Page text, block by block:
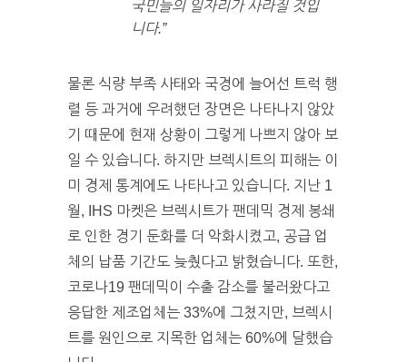
국민들의 일자리가 사라질 것입
니다.”
물론 식량 부족 사태와 국경에 늘어선 트럭 행
렬 등 과거에 우려했던 장면은 나타나지 않았
기 때문에 현재 상황이 그렇게 나쁘지 않아 보
일 수 있습니다. 하지만 브렉시트의 피해는 이
미 경제 통계에도 나타나고 있습니다. 지난 1
월, IHS 마켓은 브렉시트가 팬데믹 경제 봉쇄
로 인한 경기 둔화를 더 악화시켰고, 공급 업
체의 납품 기간도 늦췄다고 밝혔습니다. 또한,
코로나19 팬데믹이 수출 감소를 불러왔다고
응답한 제조업체는 33%에 그쳤지만, 브렉시
트를 원인으로 지목한 업체는 60%에 달했습